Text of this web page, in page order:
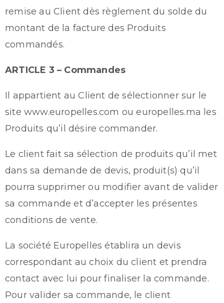
remise au Client dès règlement du solde du
montant de la facture des Produits
commandés.
ARTICLE 3 – Commandes
Il appartient au Client de sélectionner sur le
site www.europelles.com ou europelles.ma les
Produits qu’il désire commander.
Le client fait sa sélection de produits qu’il met
dans sa demande de devis, produit(s) qu’il
pourra supprimer ou modifier avant de valider
sa commande et d’accepter les présentes
conditions de vente.
La société Europelles établira un devis
correspondant au choix du client et prendra
contact avec lui pour finaliser la commande.
Pour valider sa commande, le client